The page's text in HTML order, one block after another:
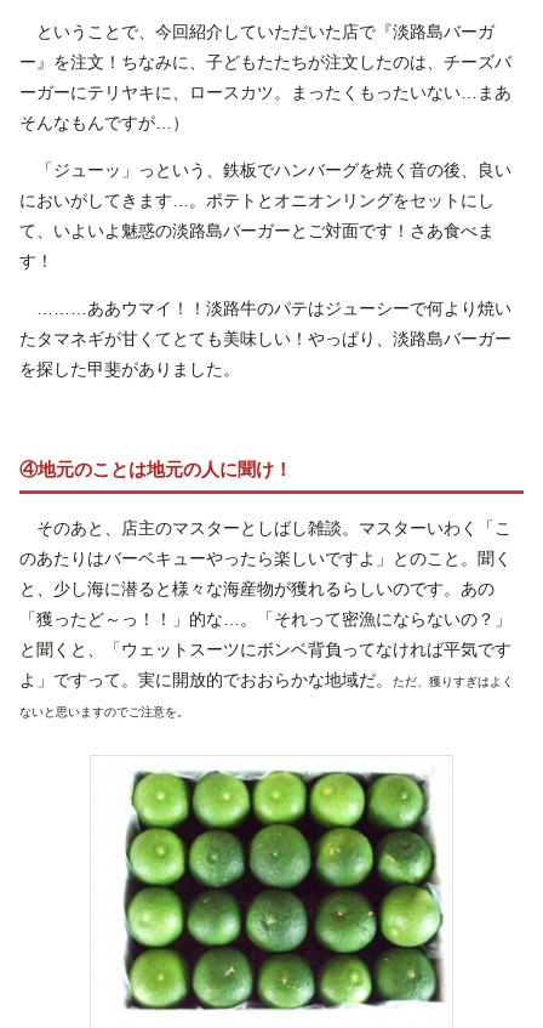
ということで、今回紹介していただいた店で『淡路島バーガ
ー』を注文！ちなみに、子どもたたちが注文したのは、チーズバ
ーガーにテリヤキに、ロースカツ。まったくもったいない…まあ
そんなもんですが…）
「ジューッ」っという、鉄板でハンバーグを焼く音の後、良い
においがしてきます…。ポテトとオニオンリングをセットにし
て、いよいよ魅惑の淡路島バーガーとご対面です！さあ食べま
す！
………ああウマイ！！淡路牛のパテはジューシーで何より焼い
たタマネギが甘くてとても美味しい！やっぱり、淡路島バーガー
を探した甲斐がありました。
④地元のことは地元の人に聞け！
そのあと、店主のマスターとしばし雑談。マスターいわく「こ
のあたりはバーベキューやったら楽しいですよ」とのこと。聞く
と、少し海に潜ると様々な海産物が獲れるらしいのです。あの
「獲ったど～っ！！」的な…。「それって密漁にならないの？」
と聞くと、「ウェットスーツにボンベ背負ってなければ平気です
よ」ですって。実に開放的でおおらかな地域だ。
ただ、獲りすぎはよく
ないと思いますのでご注意を。